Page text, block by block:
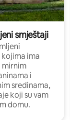
smještaji
ima
mirnim
i
sredinama,
koji su vam
domu.